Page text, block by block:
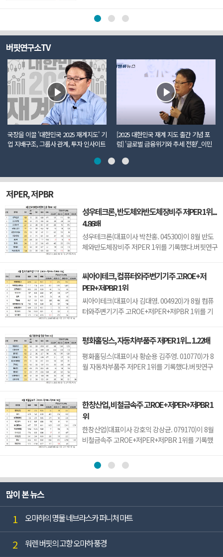
높아지고 있다고 전망했다. 이에 투자의견 '매수
(BUY)'와 목표주가 22만원을 유지했다. 한전기술의
지난 종가는 10만1900원이다.유재선 하나증권 연구
버핏연구소TV
국장을 이끌 '대한민국 2025 재계지도' 기
업 지배구조, 그룹사 관계, 투자 인사이트
[2025 대한민국 재계 지도 출간 기념 포
럼] '글로벌 금융위기와 추세 전환'_이민
저PER, 저PBR
성우테크론, 반도체와반도체장비주 저PER 1위...
4.86배
성우테크론(대표이사 박찬홍. 045300)이 8월 반도
체와반도체장비주 저PER 1위를 기록했다.버핏연구
니트론텍(142210)(4.89), 유니퀘스트(077500)
(5.21), 로체시스템즈(071280)(7.7)가 뒤를 이었다.
성우테크론은 1분기 매출액 118억원, 영업이익 14
억원으로 전년...
씨아이테크, 컴퓨터와주변기기주 고ROE+저
PER+저PBR 1위
씨아이테크(대표이사 김대영. 004920)가 8월 컴퓨
터와주변기기주 고ROE+저PER+저PBR 1위를 기
차지했으며, 아이디스홀딩스(054800), 오픈베이스
(049480), 아이디피(332370)가 뒤를 이었다.씨아이
테크는 지난 1분기 매출액 66억원, 영업손실 15억원
평화홀딩스, 자동차부품주 저PER 1위... 1.22배
평화홀딩스(대표이사 황순용 김주영. 010770)가 8
월 자동차부품주 저PER 1위를 기록했다.버핏연구
리티(018500)(1.74)가 뒤를 이었다.평화홀딩스는 1
분기 매출액 2251억원, 영업이익 123억원으로 전년
동기대비 ...
한창산업, 비철금속주 고ROE+저PER+저PBR 1
위
한창산업(대표이사 강호익 강상균. 079170)이 8월
비철금속주 고ROE+저PER+저PBR 1위를 기록했
주 고ROE+저PER+저PBR 1위를 차지했으며,
DSR(155660), 태경비케이(014580), 제일연마
(001560)가 뒤를 이었다.한창산업은 지난 1분기 매
많이 본 뉴스
1 오마하의 명물 네브라스카 퍼니처 마트
2 워렌 버핏의 고향 오마하 풍경